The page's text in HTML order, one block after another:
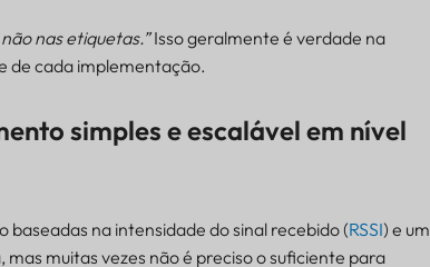
nas etiquetas.”Isso geralmente é verdade na
de cada implementação.
simples e escalável em nível
baseadas na intensidade do sinal recebido (RSSI) e um
muitas vezes não é preciso o suficiente para